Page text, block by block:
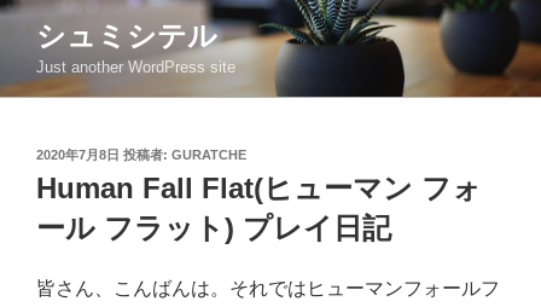
コ
ン
シュミシテル
Just another WordPress site
投
稿
日:
2020年7月8日 投稿者: GURATCHE
Human Fall Flat(ヒューマン フォ
ール フラット) プレイ日記
皆さん、こんばんは。それではヒューマンフォールフ